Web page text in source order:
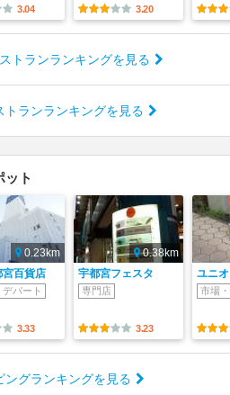
3.04 3.20
トランランキングを見る
トランランキングを見る
ット
0.23km
宮百貨店
パート
3.33
0.38km
宇都宮フェスタ
専門店
3.23
ユニ
市場
ングランキングを見る